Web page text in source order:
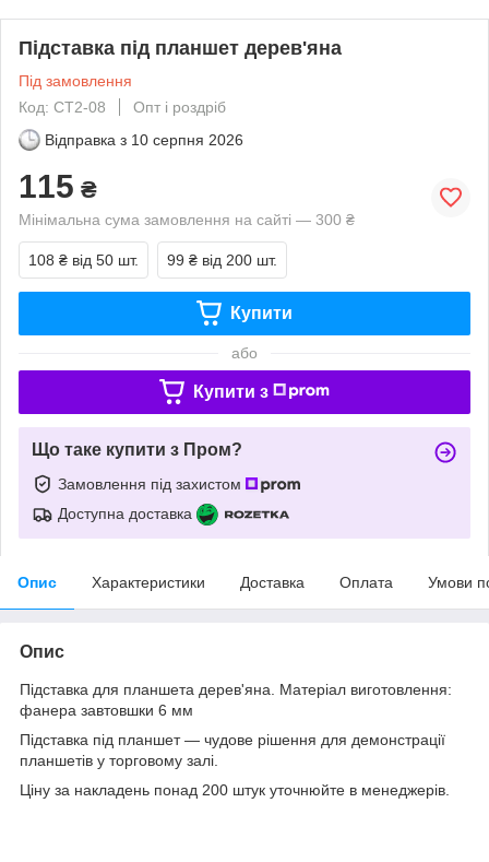
Підставка під планшет дерев'яна
Під замовлення
Код: СТ2-08
Опт і роздріб
Відправка з 10 серпня 2026
115 ₴
Мінімальна сума замовлення на сайті — 300 ₴
108 ₴ від 50 шт. 99 ₴ від 200 шт.
Купити
або
Купити з
Що таке купити з Пром?
Замовлення під захистом
Доступна доставка
Опис Характеристики Доставка Оплата Умови
Опис
Підставка для планшета дерев'яна. Матеріал виготовлення:
фанера завтовшки 6 мм
Підставка під планшет — чудове рішення для демонстрації
планшетів у торговому залі.
Ціну за накладень понад 200 штук уточнюйте в менеджерів.